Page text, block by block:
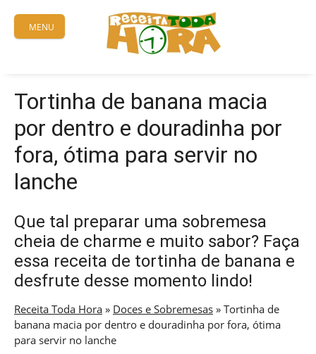
content
MENU
Tortinha de banana macia
por dentro e douradinha por
fora, ótima para servir no
lanche
Que tal preparar uma sobremesa
cheia de charme e muito sabor? Faça
essa receita de tortinha de banana e
desfrute desse momento lindo!
Receita Toda Hora » Doces e Sobremesas » Tortinha de
banana macia por dentro e douradinha por fora, ótima
para servir no lanche